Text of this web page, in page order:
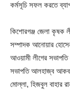
কর্মসূচি সফল করতে
কিশোরগঞ্জ জেলা কৃষক
সম্পাদক আনোয়ার
আওয়ামী লীগের
সভাপতি আলহাজ্ব আকবর
মোল্লা, হিজবুল বাহার